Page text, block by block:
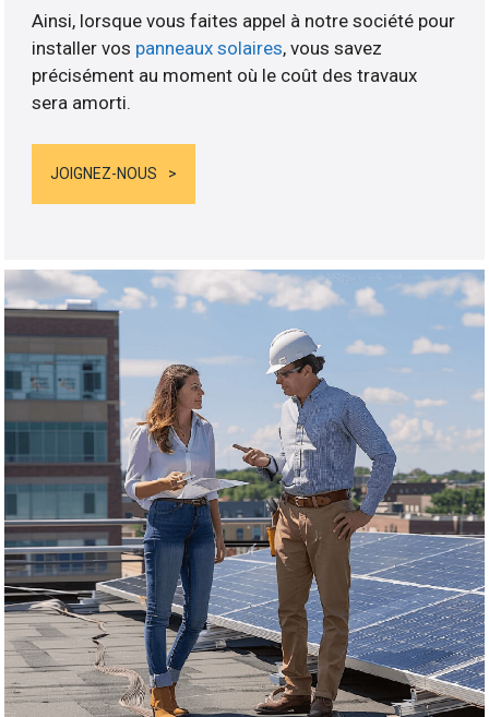
Ainsi, lorsque vous faites appel à notre société pour
installer vos panneaux solaires, vous savez
précisément au moment où le coût des travaux
sera amorti.
JOIGNEZ-NOUS